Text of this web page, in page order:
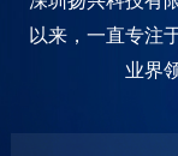
以来，一直专注
业界